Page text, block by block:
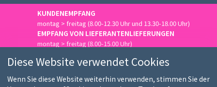
KUNDENEMPFANG
montag > freitag (8.00-12.30 Uhr und 13.30-18.00 Uhr)
EMPFANG VON LIEFERANTENLIEFERUNGEN
montag > freitag (8.00-15.00 Uhr)
Diese Website verwendet Cookies
Wenn Sie diese Website weiterhin verwenden, stimmen Sie der